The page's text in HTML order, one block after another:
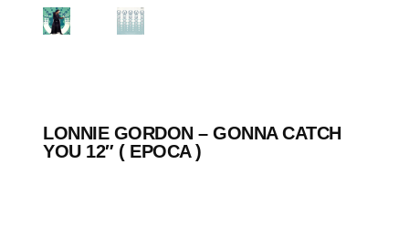
LONNIE GORDON – GONNA CATCH
YOU 12″ ( EPOCA )